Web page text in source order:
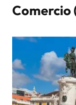
Comercio